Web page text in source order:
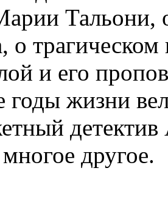
трагическом
и его
годы жизни
детектив
другое.